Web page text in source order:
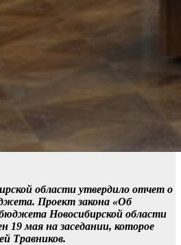
области утвердило отчет о
Проект закона «Об
Новосибирской области
19 мая на заседании, которое
Травников.